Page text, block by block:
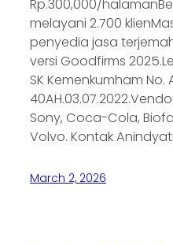
Rp.300,000/
melayani 2.700
penyedia jasa
versi Goodfirms
SK Kemenkumham No.
Sony, Coca-Cola,
Volvo. Kontak
March 2, 2026